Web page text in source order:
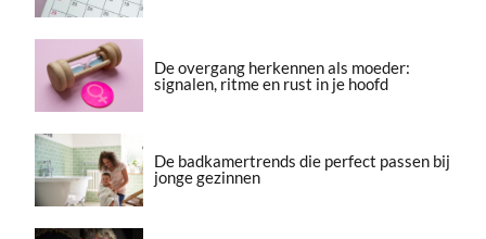
De overgang herkennen als moeder:
signalen, ritme en rust in je hoofd
De badkamertrends die perfect passen bij
jonge gezinnen